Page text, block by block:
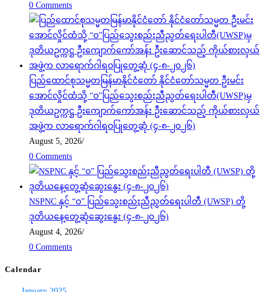
0 Comments
ပြည်ထောင်စုသမ္မတမြန်မာနိုင်ငံတော် နိုင်ငံတော်သမ္မတ ဦးမင်း
အောင်လှိုင်ထံသို့ “ဝ”ပြည်သွေးစည်းညီညွတ်ရေးပါတီ(UWSP)မှ
ဒုတိယဥက္ကဋ္ဌ ဦးကျောက်ကော်အန်း ဦးဆောင်သည့် ကိုယ်စားလှယ်
အဖွဲ့က လာရောက်ဂါရဝပြုတွေ့ဆုံ (၄-၈-၂၀၂၆)
August 5, 2026/
0 Comments
NSPNC နှင့် “ဝ” ပြည်သွေးစည်းညီညွတ်ရေးပါတီ (UWSP) တို့
ဒုတိယနေ့တွေ့ဆုံဆွေးနွေး (၄-၈-၂၀၂၆)
August 4, 2026/
0 Comments
Calendar